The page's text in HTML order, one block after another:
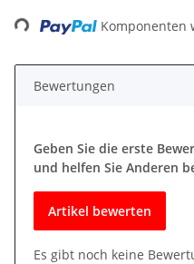
Komponenten
Bewertungen
Geben Sie die erste
und helfen Sie Anderen
Artikel bewerten
Es gibt noch keine